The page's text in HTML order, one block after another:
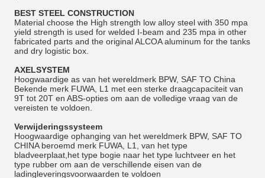
BEST STEEL CONSTRUCTION
Material choose the High strength low alloy steel with 350 mpa
yield strength is used for welded I-beam and 235 mpa in other
fabricated parts and the original ALCOA aluminum for the tanks
and dry logistic box.
AXELSYSTEM
Hoogwaardige as van het wereldmerk BPW, SAF TO China
Bekende merk FUWA, L1 met een sterke draagcapaciteit van
9T tot 20T en ABS-opties om aan de volledige vraag van de
vereisten te voldoen.
Verwijderingssysteem
Hoogwaardige ophanging van het wereldmerk BPW, SAF TO
CHINA beroemd merk FUWA, L1, van het type
bladveerplaat,het type bogie naar het type luchtveer en het
type rubber om aan de verschillende eisen van de
ladingleveringsvoorwaarden te voldoen